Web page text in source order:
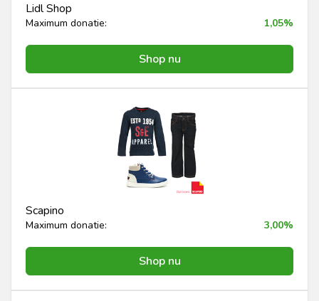
Lidl Shop
Maximum donatie: 1,05%
Shop nu
Scapino
Maximum donatie: 3,00%
Shop nu